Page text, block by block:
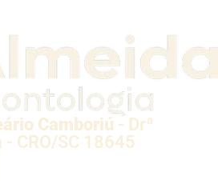
Camboriú - Drª
CRO/SC 18645